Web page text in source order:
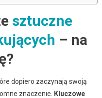
sztuczne
– na
dopiero zaczynają swoją
znaczenie.
Kluczowe